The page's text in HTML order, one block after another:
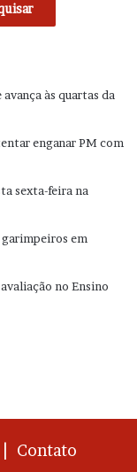
às quartas da
enganar PM com
sexta-feira na
em
no Ensino
Contato